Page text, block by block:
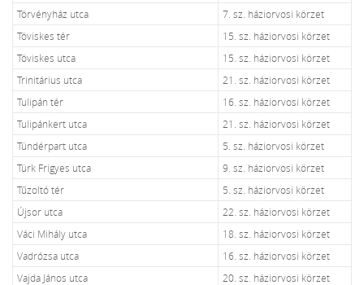
Törvényház utca
7. sz. háziorvosi körzet
Töviskes tér
15. sz. háziorvosi körzet
Töviskes utca
15. sz. háziorvosi körzet
Trinitárius utca
21. sz. háziorvosi körzet
Tulipán tér
16. sz. háziorvosi körzet
Tulipánkert utca
21. sz. háziorvosi körzet
Tündérpart utca
5. sz. háziorvosi körzet
Türk Frigyes utca
9. sz. háziorvosi körzet
Tűzoltó tér
5. sz. háziorvosi körzet
Újsor utca
22. sz. háziorvosi körzet
Váci Mihály utca
18. sz. háziorvosi körzet
Vadrózsa utca
16. sz. háziorvosi körzet
Vajda János utca
20. sz. háziorvosi körzet